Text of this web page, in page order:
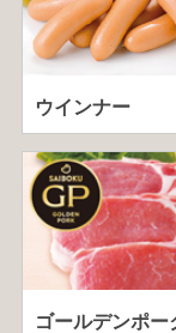
ウインナー
ゴールデンポー